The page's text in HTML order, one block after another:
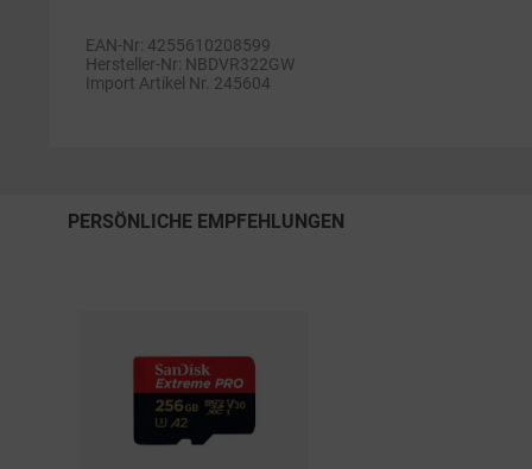
EAN-Nr: 4255610208599
Hersteller-Nr: NBDVR322GW
Import Artikel Nr. 245604
PERSÖNLICHE EMPFEHLUNGEN